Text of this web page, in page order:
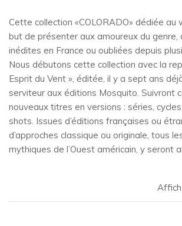
Cette collection «COLORADO» dédiée au
but de présenter aux amoureux du genre,
inédites en France ou oubliées depuis
Nous débutons cette collection avec la
Esprit du Vent », éditée, il y a sept ans
serviteur aux éditions Mosquito. Suivront
nouveaux titres en versions : séries,
shots. Issues d’éditions françaises ou
d’approches classique ou originale, tous
mythiques de l’Ouest américain, y seront